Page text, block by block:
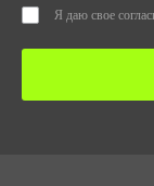
Я даю свое